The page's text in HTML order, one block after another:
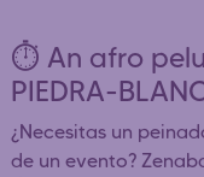
⏱️ An afro
PIEDRA-
¿Necesitas un
de un evento?